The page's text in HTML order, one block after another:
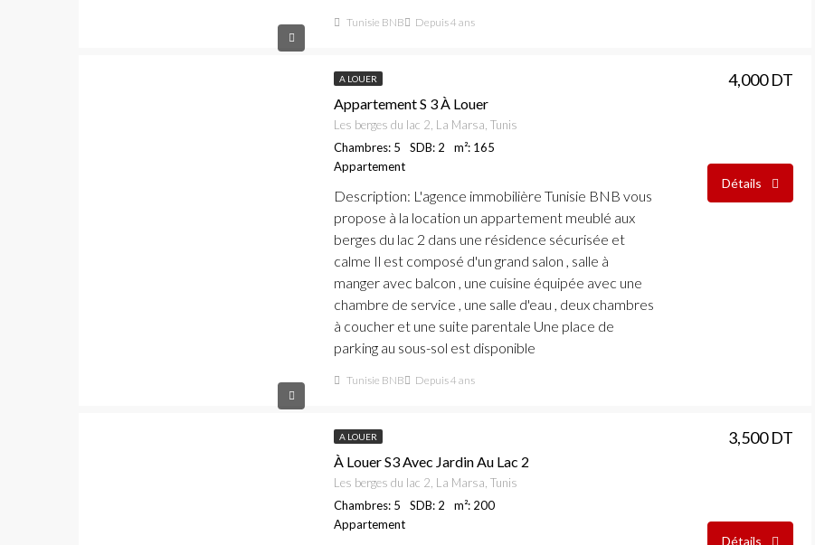
Tunisie BNB Depuis 4 ans
A LOUER
Appartement S 3 À Louer
Les berges du lac 2, La Marsa, Tunis
Chambres: 5
SDB: 2
m²: 165
Appartement
Description: L'agence immobilière Tunisie BNB vous
propose à la location un appartement meublé aux
berges du lac 2 dans une résidence sécurisée et
calme Il est composé d'un grand salon , salle à
manger avec balcon , une cuisine équipée avec une
chambre de service , une salle d'eau , deux chambres
à coucher et une suite parentale Une place de
parking au sous-sol est disponible
Tunisie BNB Depuis 4 ans
4,000 DT
Détails
A LOUER
À Louer S3 Avec Jardin Au Lac 2
Les berges du lac 2, La Marsa, Tunis
Chambres: 5
SDB: 2
m²: 200
Appartement
3,500 DT
Détails